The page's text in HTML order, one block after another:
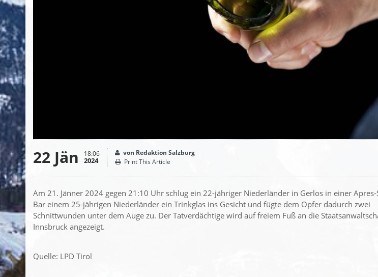
22 Jän 18:06
2024
von Redaktion Salzburg
Print This Article
Am 21. Jänner 2024 gegen 21:10 Uhr schlug ein 22-jähriger Niederländer in Gerlos in einer Apres-
Bar einem 25-jährigen Niederländer ein Trinkglas ins Gesicht und fügte dem Opfer dadurch zwei
Schnittwunden unter dem Auge zu. Der Tatverdächtige wird auf freiem Fuß an die
Innsbruck angezeigt.
Quelle: LPD Tirol